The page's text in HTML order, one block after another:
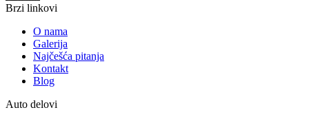
Brzi linkovi
O nama
Galerija
Najčešća pitanja
Kontakt
Blog
Auto delovi